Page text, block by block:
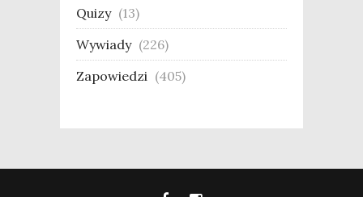
Quizy (13)
Wywiady (226)
Zapowiedzi (405)